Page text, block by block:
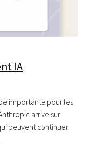
IA
importante pour les
arrive sur
peuvent continuer